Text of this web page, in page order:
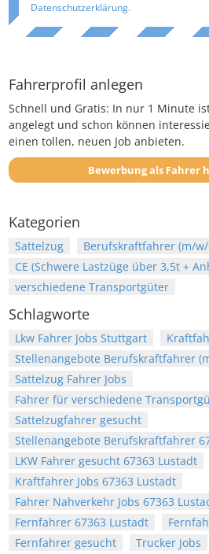
Datenschutzerklärung.
Fahrerprofil anlegen
Schnell und Gratis: In nur 1 Minute
angelegt und schon können
einen tollen, neuen Job anbieten.
Bewerbung
Kategorien
Sattelzug
Berufskraftfahrer (m/
CE (Schwere Lastzüge über 3,5t +
verschiedene Transportgüter
Schlagworte
Lkw Fahrer Jobs Stuttgart
Stellenangebote Berufskraftfahrer
Sattelzug Fahrer Jobs
Fahrer für verschiedene
Sattelzugfahrer gesucht
Stellenangebote Berufskraftfahrer
LKW Fahrer gesucht 67363 Lustadt
Kraftfahrer Jobs 67363 Lustadt
Fahrer Nahverkehr Jobs 67363
Fernfahrer 67363 Lustadt
Fernfahrer gesucht
Trucker Jobs